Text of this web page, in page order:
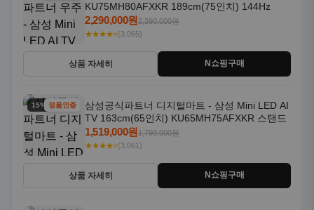
KU75MH80AFXKR 189cm(75인치) 144Hz
2,290,000원2,390,000원
★★★★⭐(3,065)
상품 자세히 N쇼핑구매
15% 할인정품인증
삼성공식파트너 디지털마트 - 삼성 Mini LED AI
TV 163cm(65인치) KU65MH75AFXKR 스탠드
1,519,000원1,790,000원
★★★★⭐(3,061)
상품 자세히 N쇼핑구매